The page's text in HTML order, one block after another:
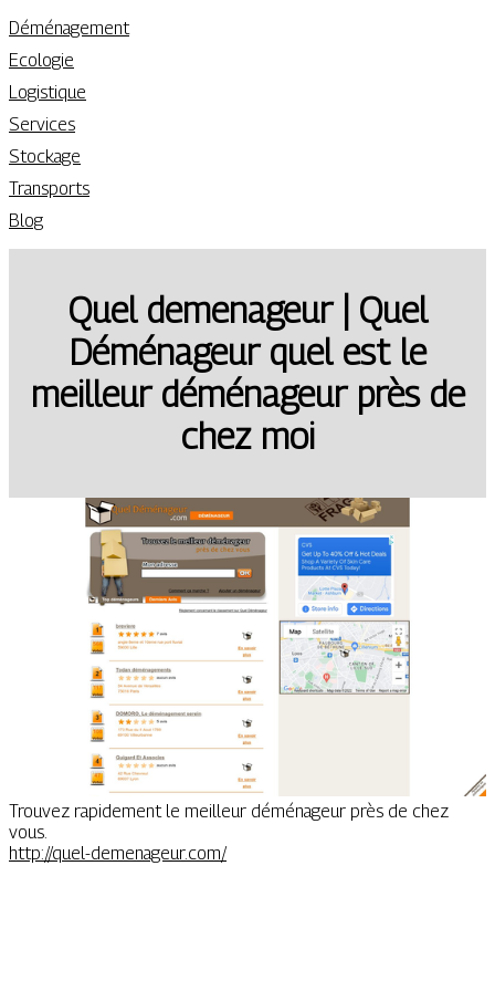
Déménagement
Ecologie
Logistique
Services
Stockage
Transports
Blog
Quel demenageur | Quel
Déménageur quel est le
meilleur déménageur près de
chez moi
Trouvez rapidement le meilleur déménageur près de chez
vous.
http://quel-demenageur.com/